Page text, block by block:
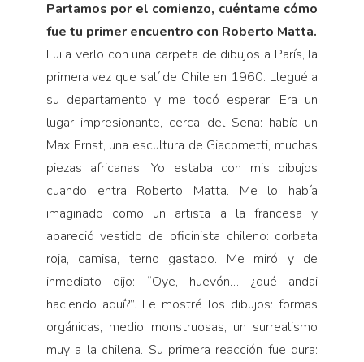
Partamos por el comienzo, cuéntame cómo
fue tu primer encuentro con Roberto Matta.
Fui a verlo con una carpeta de dibujos a París, la
primera vez que salí de Chile en 1960. Llegué a
su departamento y me tocó esperar. Era un
lugar impresionante, cerca del Sena: había un
Max Ernst, una escultura de Giacometti, muchas
piezas africanas. Yo estaba con mis dibujos
cuando entra Roberto Matta. Me lo había
imaginado como un artista a la francesa y
apareció vestido de oficinista chileno: corbata
roja, camisa, terno gastado. Me miró y de
inmediato dijo: “Oye, huevón… ¿qué andai
haciendo aquí?”. Le mostré los dibujos: formas
orgánicas, medio monstruosas, un surrealismo
muy a la chilena. Su primera reacción fue dura: